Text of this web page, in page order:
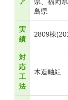
島県
実
績
2809棟
対
応
工
法
木造軸組